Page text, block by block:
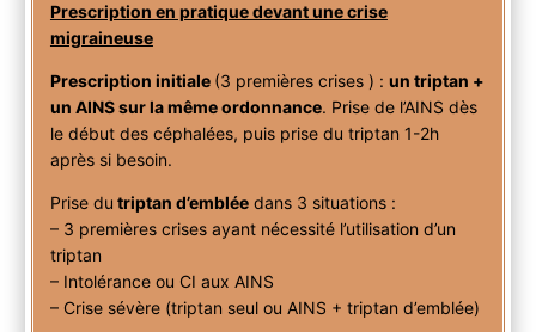
Prescription en pratique devant une crise
migraineuse
Prescription initiale (3 premières crises ) : un triptan +
un AINS sur la même ordonnance. Prise de l’AINS dès
le début des céphalées, puis prise du triptan 1-2h
après si besoin.
Prise du triptan d’embléedans 3 situations :
– 3 premières crises ayant nécessité l’utilisation d’un
triptan
– Intolérance ou CI aux AINS
– Crise sévère (triptan seul ou AINS + triptan d’emblée)